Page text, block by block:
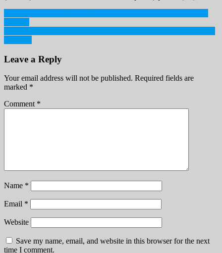
Post
navigation
Leave a Reply
Your email address will not be published. Required fields are
marked *
Comment *
Name *
Email *
Website
Save my name, email, and website in this browser for the next
time I comment.